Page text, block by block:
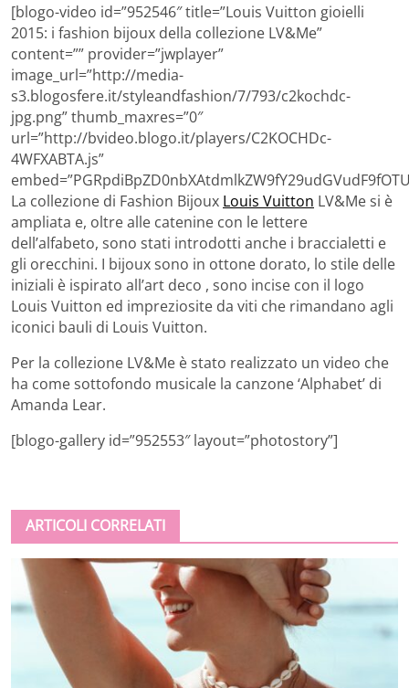
[blogo-video id=”952546″ title=”Louis Vuitton gioielli
2015: i fashion bijoux della collezione LV&Me”
content=”” provider=”jwplayer”
image_url=”http://media-
s3.blogosfere.it/styleandfashion/7/793/c2kochdc-
jpg.png” thumb_maxres=”0″
url=”http://bvideo.blogo.it/players/C2KOCHDc-
4WFXABTA.js”
La collezione di Fashion Bijoux Louis Vuitton LV&Me si è
ampliata e, oltre alle catenine con le lettere
dell’alfabeto, sono stati introdotti anche i braccialetti e
gli orecchini. I bijoux sono in ottone dorato, lo stile delle
iniziali è ispirato all’art deco , sono incise con il logo
Louis Vuitton ed impreziosite da viti che rimandano agli
iconici bauli di Louis Vuitton.
Per la collezione LV&Me è stato realizzato un video che
ha come sottofondo musicale la canzone ‘Alphabet’ di
Amanda Lear.
[blogo-gallery id=”952553″ layout=”photostory”]
ARTICOLI CORRELATI